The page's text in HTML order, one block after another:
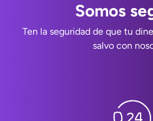
Somos
Ten la seguridad de que tu
salvo con